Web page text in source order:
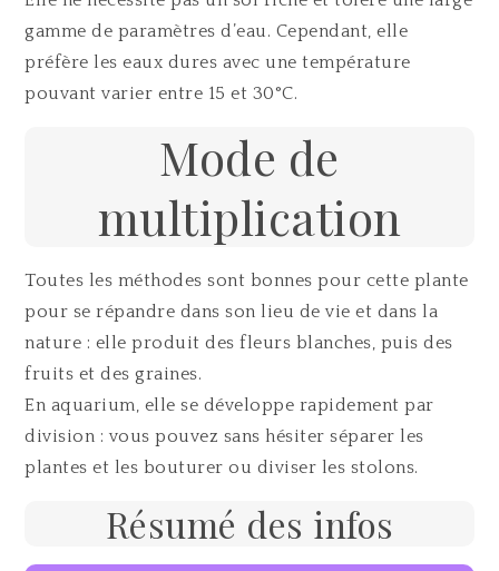
gamme de paramètres d’eau. Cependant, elle
préfère les eaux dures avec une température
pouvant varier entre 15 et 30°C.
Mode de
multiplication
Toutes les méthodes sont bonnes pour cette plante
pour se répandre dans son lieu de vie et dans la
nature : elle produit des fleurs blanches, puis des
fruits et des graines.
En aquarium, elle se développe rapidement par
division : vous pouvez sans hésiter séparer les
plantes et les bouturer ou diviser les stolons.
Résumé des infos